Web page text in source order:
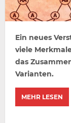
Ein neues
viele
das
Varianten.
MEHR LESEN